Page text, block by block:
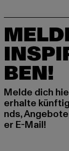
BEN!
Melde dich
erhalte
nds,
er E-Mail!